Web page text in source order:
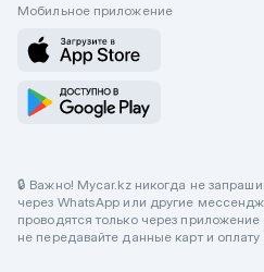
Мобильное приложение
🔒 Важно! Mycar.kz никогда не
через WhatsApp или другие
проводятся только через
не передавайте данные карт и